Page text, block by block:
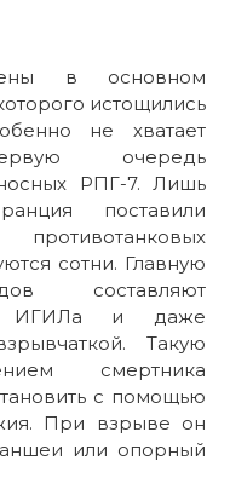
в основном
истощились
не хватает
очередь
РПГ-7. Лишь
поставили
сотни. Главную
составляют
ИГИЛа и даже
Такую
смертника
с помощью
При взрыве он
или опорный